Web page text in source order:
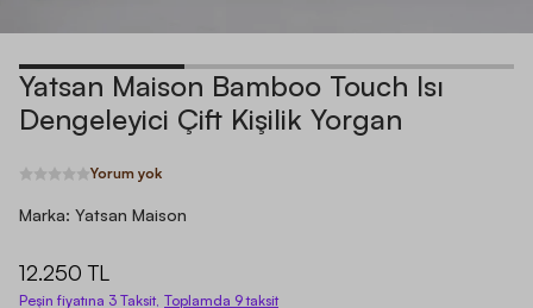
Yatsan Maison Bamboo Touch Isı
Dengeleyici Çift Kişilik Yorgan
Yorum yok
Marka: Yatsan Maison
12.250 TL
Peşin fiyatına 3 Taksit, Toplamda 9taksit